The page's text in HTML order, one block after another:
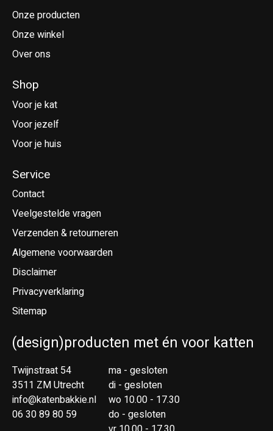
Onze producten
Onze winkel
Over ons
Shop
Voor je kat
Voor jezelf
Voor je huis
Service
Contact
Veelgestelde vragen
Verzenden & retourneren
Algemene voorwaarden
Disclaimer
Privacyverklaring
Sitemap
(design)producten met én voor katten
Twijnstraat 54
3511 ZM Utrecht
info@katenbakkie.nl
06 30 89 80 59
ma - gesloten
di - gesloten
wo 10.00 - 17.30
do - gesloten